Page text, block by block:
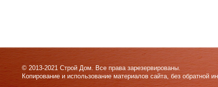
© 2013-2021 Строй Дом. Все права зарезервированы.
Копирование и использование материалов сайта, без обратной